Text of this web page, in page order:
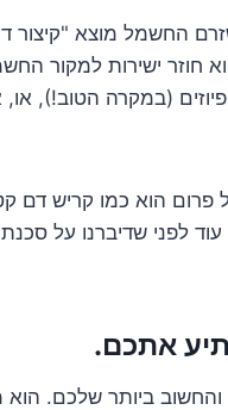
החשמל מוצא "קיצור
חוזר ישירות למקור
פיוזים (במקרה הטוב!),
הוא כמו קריש דם
עוד לפני שדיברנו על
אתכם.
ביותר שלכם. הוא